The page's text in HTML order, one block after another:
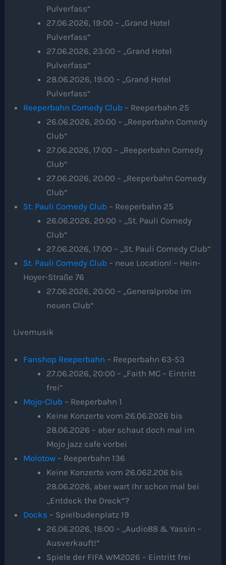
Pulverfass“
27.06.2026, 19:00 – „Grand Hotel
Pulverfass“
27.06.2026, 23:00 – „Grand Hotel
Pulverfass“
28.06.2026, 19:00 – „Grand Hotel
Pulverfass“
Reeperbahn Comedy Club – Reeperbahn 25
26.06.2026, 20:00 – „Reeperbahn Comedy
Club“
27.06.2026, 17:00 – „Reeperbahn Comedy
Club“
27.06.2026, 20:00 – „Reeperbahn Comedy
Club“
St. Pauli Comedy Club – Reeperbahn 25
26.06.2026, 20:00 – „St. Pauli Comedy
Club“
27.06.2026, 17:00 – „St. Pauli Comedy Club“
St. Pauli Comedy Club – neue Location! – Hein-
Hoyer-Straße 76
27.06.2026, 20:00 – „Generalprobe im
neuen Club“
Livemusik
Fanshop Reeperbahn – Reeperbahn 63-53
27.06.2026, 20:00 – „Faith MC – Eintritt
frei“
Mojo-Club – Reeperbahn 1
Keine Konzerte vom 26.06.2026 bis
28.06.2026 – aber schaut doch mal im
Mojo jazz cafe vorbei
Molotow – Reeperbahn 136
Keine Konzerte vom 26.062.206 bis
28.06.2026, aber wart Ihr schon mal bei
„Entdeck the Dreck“?
Docks – Spielbudenplatz 19
26.06.2026, 18:00 – „Audio88 & Yassin –
Ausverkauft!“
Spiele der FIFA WM2026 – Eintritt frei